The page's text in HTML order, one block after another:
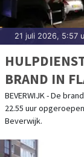
21 juli 2026, 5:57
BRAND IN
BEVERWIJK - De
22.55 uur
Beverwijk.